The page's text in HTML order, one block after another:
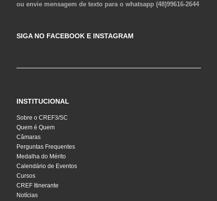
ou envie mensagem de texto para o whatsapp (48)99616-2644
SIGA NO FACEBOOK E INSTAGRAM
INSTITUCIONAL
Sobre o CREF3/SC
Quem é Quem
Câmaras
Perguntas Frequentes
Medalha do Mérito
Calendário de Eventos
Cursos
CREF Itinerante
Notícias